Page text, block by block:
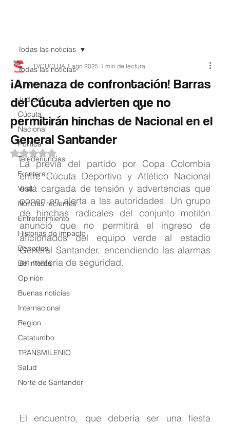
Todas las noticias
EnVivo
Judicial
Cúcuta
Nacional
Política
Teledenuncias
Frontera
Viral
Noticias recientes
Entretenimiento
Historias de impacto
Deportes
De interés
Opinión
Buenas noticias
Internacional
Region
Catatumbo
TRANSMILENIO
Salud
Norte de Santander
Todas las noticias
¡Amenaza de confrontación! Barras
del Cúcuta advierten que no
permitirán hinchas de Nacional en el
General Santander
TVCUCUTA 1 ago 2025 1 min de lectura
Obtuvo NaN de 5 estrellas.
La previa del partido por Copa Colombia
entre Cúcuta Deportivo y Atlético Nacional
está cargada de tensión y advertencias que
ponen en alerta a las autoridades. Un grupo
de hinchas radicales del conjunto motilón
anunció que no permitirá el ingreso de
aficionados del equipo verde al estadio
General Santander, encendiendo las alarmas
en materia de seguridad.
El encuentro, que debería ser una fiesta